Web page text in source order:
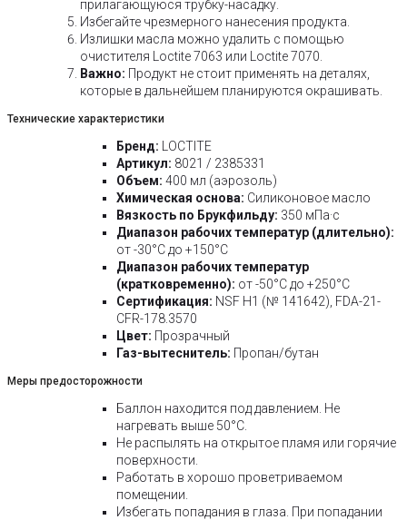
прилагающуюся трубку-насадку.
Избегайте чрезмерного нанесения продукта.
Излишки масла можно удалить с помощью
очистителя Loctite 7063 или Loctite 7070.
Важно: Продукт не стоит применять на деталях,
которые в дальнейшем планируются окрашивать.
Технические характеристики
Бренд: LOCTITE
Артикул: 8021 / 2385331
Объем: 400 мл (аэрозоль)
Химическая основа: Силиконовое масло
Вязкость по Брукфильду: 350 мПа·с
Диапазон рабочих температур (длительно):
от -30°C до +150°C
Диапазон рабочих температур
(кратковременно): от -50°C до +250°C
Сертификация: NSF H1 (№ 141642), FDA-21-
CFR-178.3570
Цвет: Прозрачный
Газ-вытеснитель: Пропан/бутан
Меры предосторожности
Баллон находится под давлением. Не
нагревать выше 50°C.
Не распылять на открытое пламя или горячие
поверхности.
Работать в хорошо проветриваемом
помещении.
Избегать попадания в глаза. При попадании